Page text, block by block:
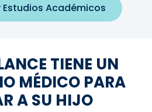
Estudios Académicos
TIENE UN
MÉDICO PARA
A SU HIJO